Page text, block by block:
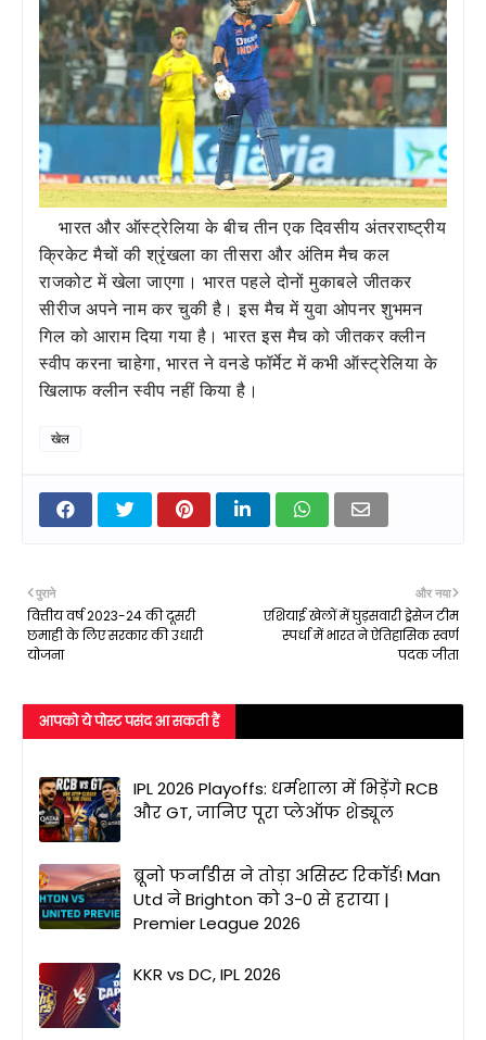
भारत और ऑस्ट्रेलिया के बीच तीन एक दिवसीय अंतरराष्ट्रीय
क्रिकेट मैचों की श्रृंखला का तीसरा और अंतिम मैच कल
राजकोट में खेला जाएगा। भारत पहले दोनों मुकाबले जीतकर
सीरीज अपने नाम कर चुकी है। इस मैच में युवा ओपनर शुभमन
गिल को आराम दिया गया है। भारत इस मैच को जीतकर क्लीन
स्वीप करना चाहेगा, भारत ने वनडे फॉर्मेट में कभी ऑस्ट्रेलिया के
खिलाफ क्लीन स्वीप नहीं किया है।
खेल
और नया
एशियाई खेलों में घुड़सवारी ड्रेसेज टीम
स्पर्धा में भारत ने ऐतिहासिक स्वर्ण
पदक जीता
पुराने
वित्तीय वर्ष 2023-24 की दूसरी
छमाही के लिए सरकार की उधारी
योजना
आपको ये पोस्ट पसंद आ सकती हैं
IPL 2026 Playoffs: धर्मशाला में भिड़ेंगे RCB
और GT, जानिए पूरा प्लेऑफ शेड्यूल
ब्रूनो फर्नांडीस ने तोड़ा असिस्ट रिकॉर्ड! Man
Utd ने Brighton को 3-0 से हराया |
Premier League 2026
KKR vs DC, IPL 2026